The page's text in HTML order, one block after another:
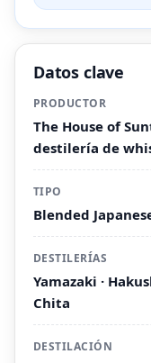
Datos clave
PRODUCTOR
The House of
destilería de
TIPO
Blended
DESTILERÍAS
Yamazaki ·
Chita
DESTILACIÓN